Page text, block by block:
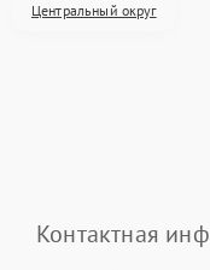
Центральный округ
Контактная